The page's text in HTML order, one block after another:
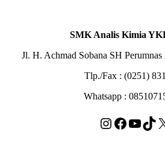
SMK Analis Kimia
Jl. H. Achmad Sobana SH
Tlp./Fax : (0251)
Whatsapp :
Instagram